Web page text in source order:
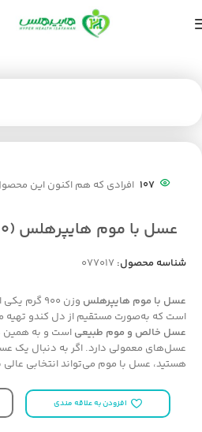
107 افرادی که هم اکنون این
عسل با موم هایپرهلس (900گرمی)
شناسه محصول: 077017
عسل با موم هایپرهلس
وزن 900
است که به‌صورت مستقیم از دل کندو تهیه
عسل خالص و موم طبیعی است و به همین
عسل‌های معمولی دارد. اگر به دنبال یک
هستید، عسل با موم می‌تواند انتخابی عالی
افزودن به علاقه مندی